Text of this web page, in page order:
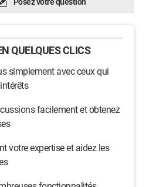
QUELQUES CLICS
simplement avec ceux qui
facilement et obtenez
votre expertise et aidez les